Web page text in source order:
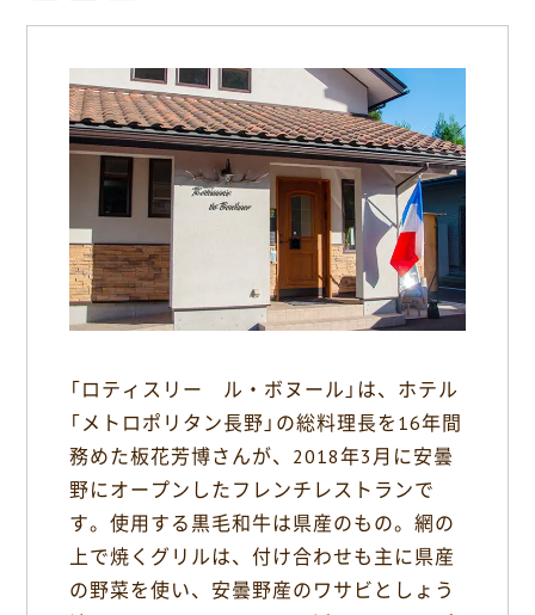
e
b
o
o
e
「ロティスリー ル・ボヌール」は、ホテル
「メトロポリタン長野」の総料理長を16年間
務めた板花芳博さんが、2018年3月に安曇
野にオープンしたフレンチレストランで
す。使用する黒毛和牛は県産のもの。網の
上で焼くグリルは、付け合わせも主に県産
の野菜を使い、安曇野産のワサビとしょう